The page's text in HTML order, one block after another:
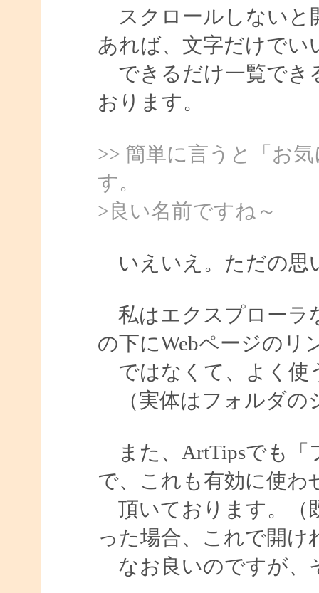
スクロールしないと
あれば、文字だけでい
できるだけ一覧でき
おります。
>> 簡単に言うと「お
す。
>良い名前ですね～
いえいえ。ただの思
私はエクスプローラ
の下にWebページのリ
ではなくて、よく使
（実体はフォルダの
また、ArtTipsでも「
で、これも有効に使わ
頂いております。（
った場合、これで開け
なお良いのですが、